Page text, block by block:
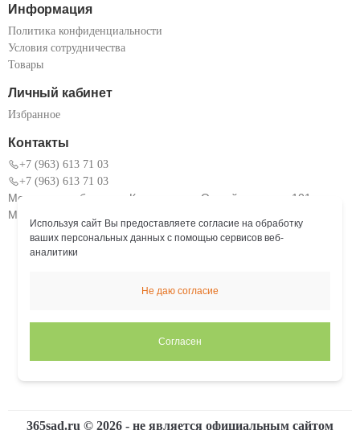
Информация
Политика конфиденциальности
Условия сотрудничества
Товары
Личный кабинет
Избранное
Контакты
+7 (963) 613 71 03
+7 (963) 613 71 03
Московская область, г. Коломна, ул. Окский проспект 101
Мы работаем: Пн. – Пт.: с 9:00 до 18:00
365sad.ru © 2026 - не является официальным сайтом
Используя сайт Вы предоставляете согласие на обработку
ваших персональных данных с помощью сервисов веб-
аналитики
Не даю согласие
Согласен